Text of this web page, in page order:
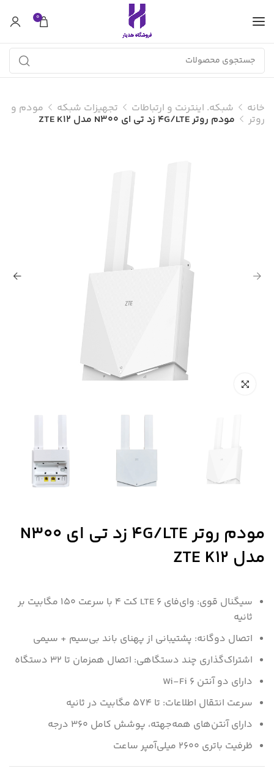
0
خانه شبکه. اینترنت و ارتباطات تجهیزات شبکه مودم و
روتر مودم روتر 4G/LTE زد تی ای N300 مدل ZTE K12
مودم روتر 4G/LTE زد تی ای N300
مدل ZTE K12
سیگنال قوی: وای‌فای ۶ LTE کت ۴ با سرعت ۱۵۰ مگابیت بر
ثانیه
اتصال دوگانه: پشتیبانی از پهنای باند بی‌سیم + سیمی
اشتراک‌گذاری چند دستگاهی: اتصال همزمان تا ۳۲ دستگاه
دارای دو آنتن Wi-Fi 6
سرعت انتقال اطلاعات: تا 574 مگابیت در ثانیه
دارای آنتن‌های همه‌جهته، پوشش کامل 360 درجه
ظرفیت باتری ۲۶۰۰ میلی‌آمپر ساعت